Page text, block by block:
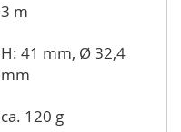
3 m
H: 41 mm, Ø 32,4
mm
ca. 120 g